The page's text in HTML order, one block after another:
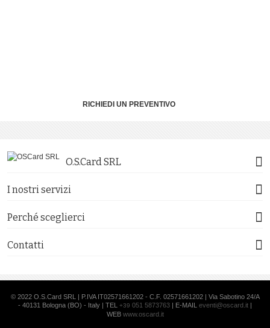
RICHIEDI UN PREVENTIVO
O.S.Card SRL
I nostri servizi
Perché sceglierci
Contatti
© 2022 O.S.Card SRL | P.IVA IT02571661202 - C.F. 02571661202 | Via Sabotino 24/A
- 40131 Bologna (BO) - Italy | TEL +39 051 5873763 | E-MAIL eventi@oscard.it |
WEB www.oscard.it